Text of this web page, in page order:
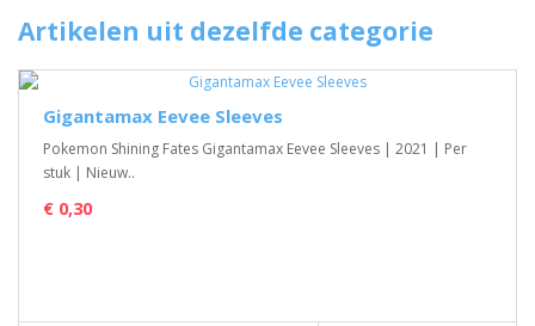
Artikelen uit dezelfde categorie
Gigantamax Eevee Sleeves
Pokemon Shining Fates Gigantamax Eevee Sleeves | 2021 | Per
stuk | Nieuw..
€ 0,30